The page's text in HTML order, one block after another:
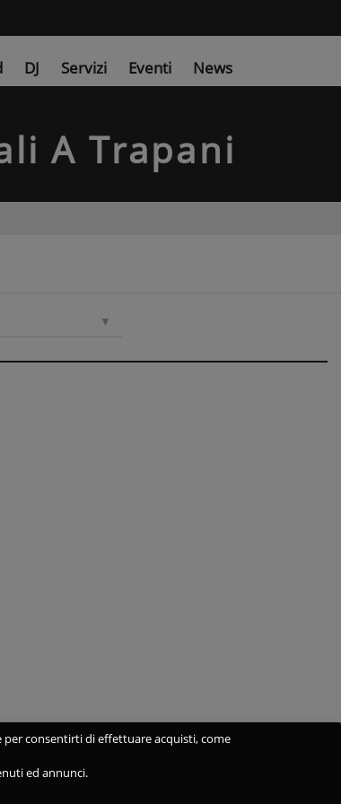
DJ Servizi Eventi News
A Trapani
per consentirti di effettuare acquisti, come
ed annunci.